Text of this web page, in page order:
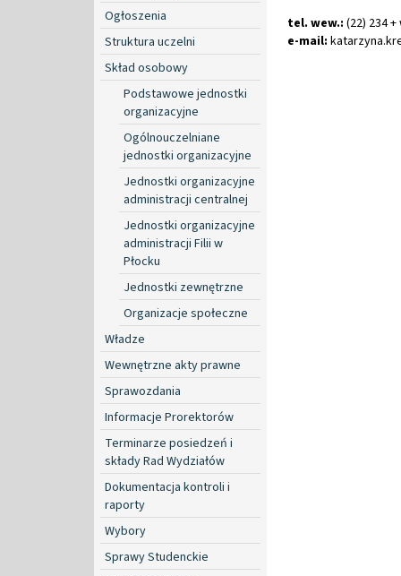
Ogłoszenia
Struktura uczelni
Skład osobowy
Podstawowe jednostki
organizacyjne
Ogólnouczelniane
jednostki organizacyjne
Jednostki organizacyjne
administracji centralnej
Jednostki organizacyjne
administracji Filii w
Płocku
Jednostki zewnętrzne
Organizacje społeczne
Władze
Wewnętrzne akty prawne
Sprawozdania
Informacje Prorektorów
Terminarze posiedzeń i
składy Rad Wydziałów
Dokumentacja kontroli i
raporty
Wybory
Sprawy Studenckie
tel. wew.: (22) 234
e-mail: katarzyna.